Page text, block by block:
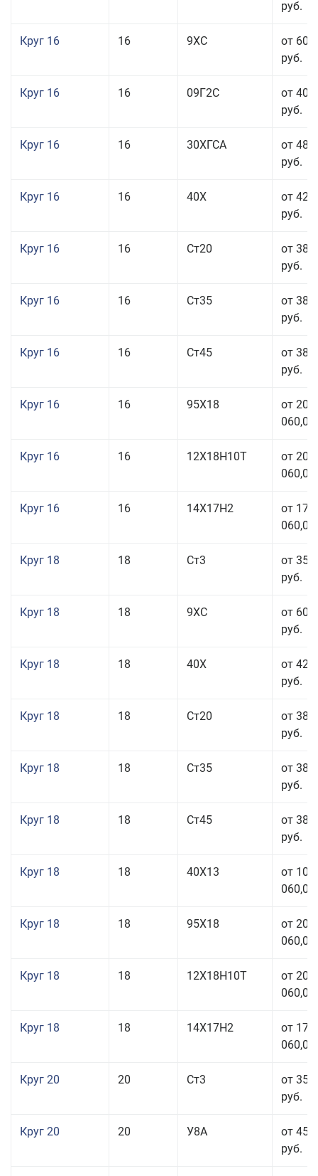
руб.
Круг 16 16 9ХС
от 60
руб.
Круг 16 16 09Г2С
от 40
руб.
Круг 16 16 30ХГСА
от 48
руб.
Круг 16 16 40Х
от 42
руб.
Круг 16 16 Ст20
от 38
руб.
Круг 16 16 Ст35
от 38
руб.
Круг 16 16 Ст45
от 38
руб.
Круг 16 16 95Х18
от 208
060,00
Круг 16 16 12Х18Н10Т
от 209
060,00
Круг 16 16 14Х17Н2
от 175
060,00
Круг 18 18 Ст3
от 35
руб.
Круг 18 18 9ХС
от 60
руб.
Круг 18 18 40Х
от 42
руб.
Круг 18 18 Ст20
от 38
руб.
Круг 18 18 Ст35
от 38
руб.
Круг 18 18 Ст45
от 38
руб.
Круг 18 18 40Х13
от 103
060,00
Круг 18 18 95Х18
от 208
060,00
Круг 18 18 12Х18Н10Т
от 209
060,00
Круг 18 18 14Х17Н2
от 175
060,00
Круг 20 20 Ст3
от 35
руб.
Круг 20 20 У8А
от 45
руб.